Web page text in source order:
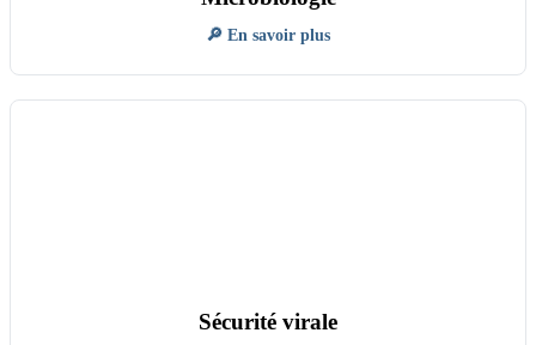
🔎 En savoir plus
Sécurité virale